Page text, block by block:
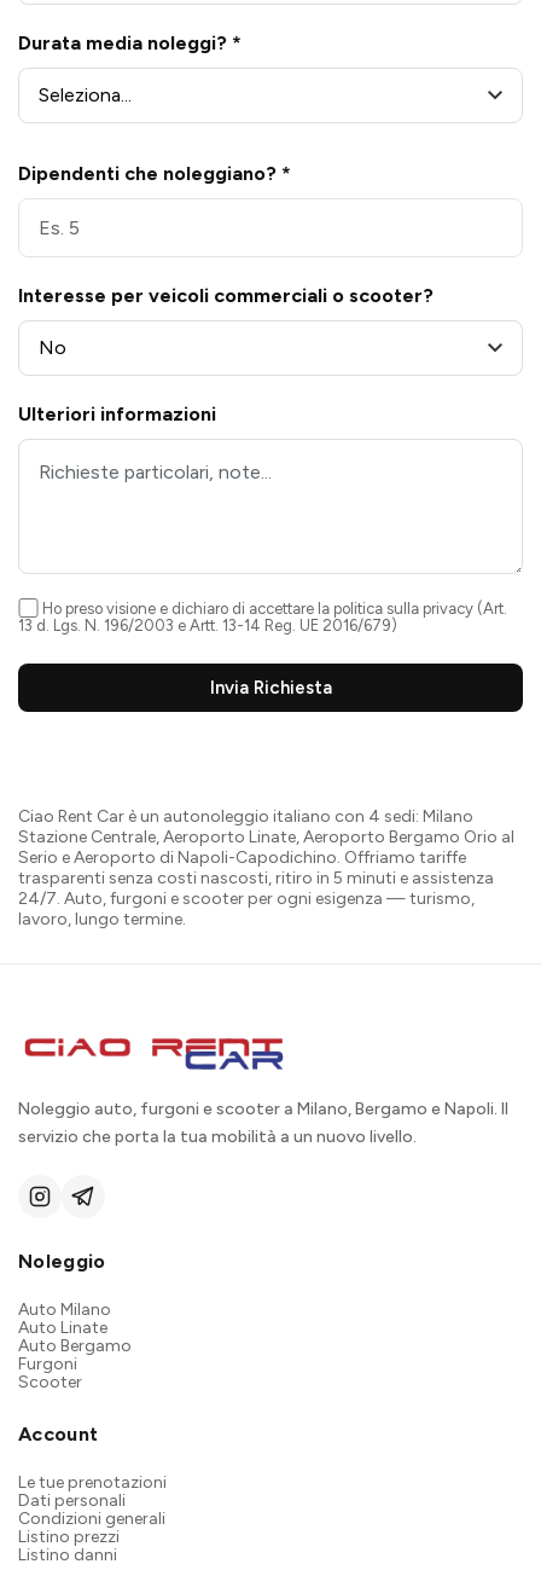
Durata media noleggi? *
Dipendenti che noleggiano? *
Interesse per veicoli commerciali o scooter?
Ulteriori informazioni
Ho preso visione e dichiaro di accettare la politica sulla privacy(Art.
13 d. Lgs. N. 196/2003 e Artt. 13-14 Reg. UE 2016/679)
Invia Richiesta
Ciao Rent Car è un autonoleggio italiano con 4 sedi: Milano
Stazione Centrale, Aeroporto Linate, Aeroporto Bergamo Orio al
Serio e Aeroporto di Napoli-Capodichino. Offriamo tariffe
trasparenti senza costi nascosti, ritiro in 5 minuti e assistenza
24/7. Auto, furgoni e scooter per ogni esigenza — turismo,
lavoro, lungo termine.
Noleggio auto, furgoni e scooter a Milano, Bergamo e Napoli. Il
servizio che porta la tua mobilità a un nuovo livello.
Noleggio
Auto Milano
Auto Linate
Auto Bergamo
Furgoni
Scooter
Account
Le tue prenotazioni
Dati personali
Condizioni generali
Listino prezzi
Listino danni